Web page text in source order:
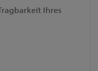
Ihres